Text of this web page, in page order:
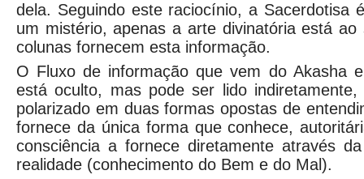
dela. Seguindo este raciocínio, a Sacerdotisa
um mistério, apenas a arte divinatória está
colunas fornecem esta informação.
O Fluxo de informação que vem do Akasha
está oculto, mas pode ser lido
polarizado em duas formas opostas de
fornece da única forma que conhece,
consciência a fornece diretamente através
realidade (conhecimento do Bem e do Mal).